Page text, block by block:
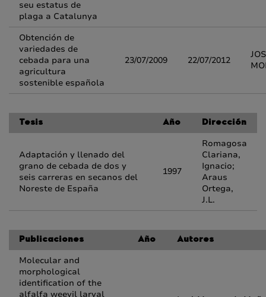
seu estatus de
plaga a Catalunya
Obtención de
variedades de
cebada para una
agricultura
sostenible española
23/07/2009 22/07/2012
Tesis Año Dirección
Adaptación y llenado del
grano de cebada de dos y
seis carreras en secanos del
Noreste de España
1997
Romagosa
Clariana,
Ignacio;
Araus
Ortega,
J.L.
Publicaciones Año Autores
Molecular and
morphological
identification of the
alfalfa weevil larval